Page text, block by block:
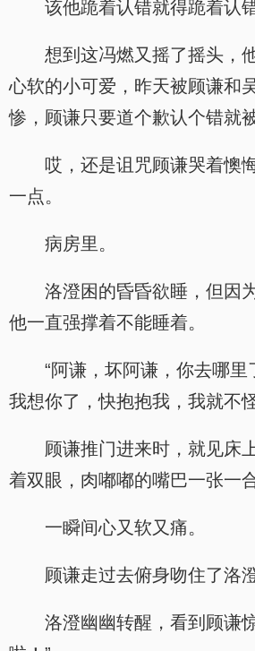
该他跪着认错就得跪着认
想到这冯燃又摇了摇头，
心软的小可爱，昨天被顾谦和
惨，顾谦只要道个歉认个错就
哎，还是诅咒顾谦哭着懊
一点。
病房里。
洛澄困的昏昏欲睡，但因
他一直强撑着不能睡着。
“阿谦，坏阿谦，你去哪里
我想你了，快抱抱我，我就不
顾谦推门进来时，就见床
着双眼，肉嘟嘟的嘴巴一张一
一瞬间心又软又痛。
顾谦走过去俯身吻住了洛
洛澄幽幽转醒，看到顾谦